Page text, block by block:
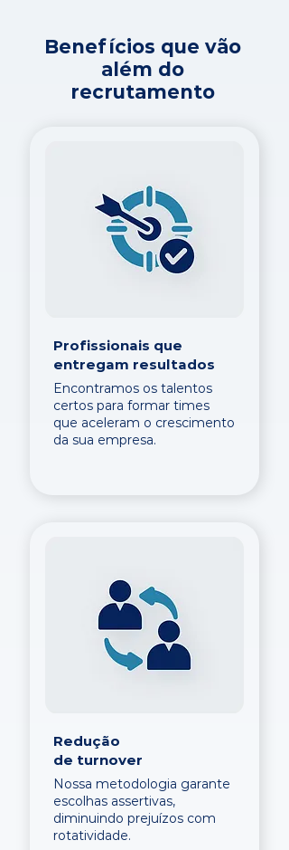
Benefícios que vão
além do
recrutamento
Profissionais que
entregam resultados
Encontramos os talentos
certos para formar times
que aceleram o crescimento
da sua empresa.
Redução
de turnover
Nossa metodologia garante
escolhas assertivas,
diminuindo prejuízos com
rotatividade.